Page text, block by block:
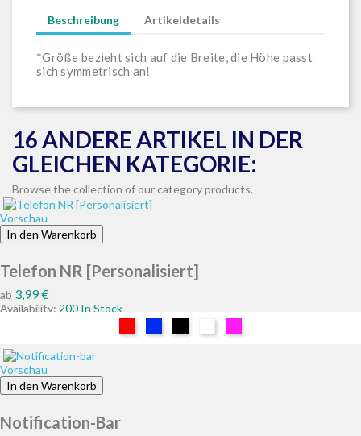
Beschreibung Artikeldetails
*Größe bezieht sich auf die Breite, die Höhe passt
sich symmetrisch an!
16 ANDERE ARTIKEL IN DER
GLEICHEN KATEGORIE:
Browse the collection of our category products.
Vorschau
In den Warenkorb
Telefon NR [Personalisiert]
ab Preis
3,99 €
Availability: 200 In Stock
Vorschau
In den Warenkorb
Notification-Bar